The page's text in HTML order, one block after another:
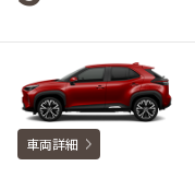
車両詳細